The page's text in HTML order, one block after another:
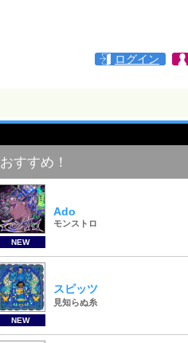
ログイン
おすすめ！
NEW
Ado
モンストロ
NEW
スピッツ
見知らぬ糸